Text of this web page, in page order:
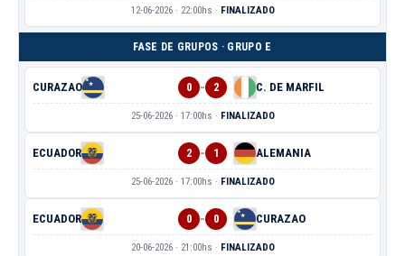
12-06-2026 · 22:00hs · FINALIZADO
FASE DE GRUPOS · GRUPO E
CURAZAO 0 - 2 C. DE MARFIL
25-06-2026 · 17:00hs · FINALIZADO
ECUADOR 2 - 1 ALEMANIA
25-06-2026 · 17:00hs · FINALIZADO
ECUADOR 0 - 0 CURAZAO
20-06-2026 · 21:00hs · FINALIZADO